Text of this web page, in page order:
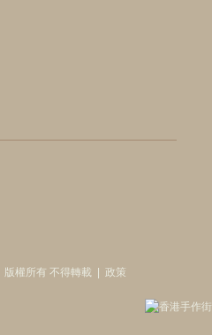
版權所有 不得轉載 政策